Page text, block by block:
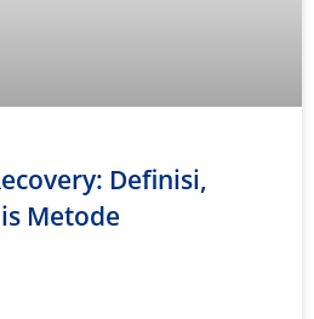
Definisi,
Metode